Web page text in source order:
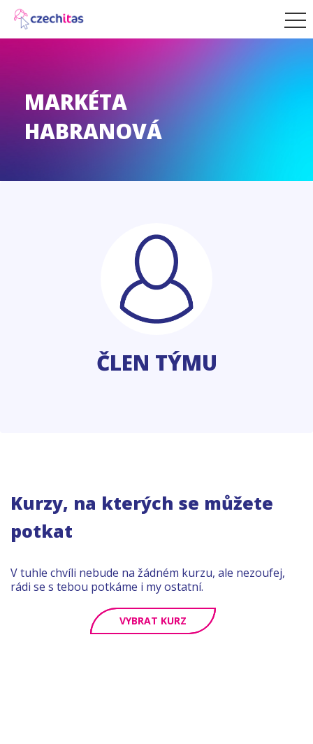
MARKÉTA
HABRANOVÁ
ČLEN TÝMU
Kurzy, na kterých se můžete
potkat
V tuhle chvíli nebude na žádném kurzu, ale nezoufej,
rádi se s tebou potkáme i my ostatní.
VYBRAT KURZ